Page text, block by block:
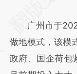
广州市于
做地模式，该模
政府、国企荷包